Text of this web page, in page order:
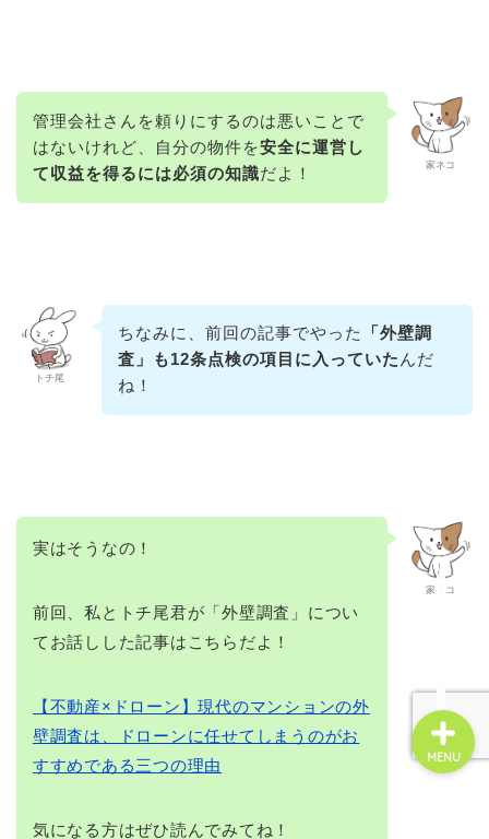
家ネコ
管理会社さんを頼りにするのは悪いことで
はないけれど、自分の物件を安全に運営し
て収益を得るには必須の知識だよ！
トチ尾
ちなみに、前回の記事でやった
「外壁調
査」も12条点検の項目に入っていたんだ
ね！
家ネコ
実はそうなの！
前回、私とトチ尾君が「外壁調査」につい
てお話しした記事はこちらだよ！
【不動産×ドローン】現代のマンションの外
壁調査は、ドローンに任せてしまうのがお
すすめである三つの理由
気になる方はぜひ読んでみてね！
MENU
不動産投資
賃貸経営